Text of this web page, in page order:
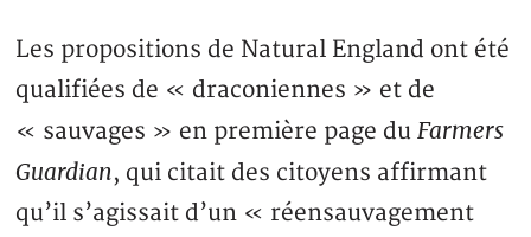
Les propositions de Natural England ont été
qualifiées de « draconiennes » et de
« sauvages » en première page duFarmers
Guardian, qui citait des citoyens affirmant
qu’il s’agissait d’un « réensauvagement